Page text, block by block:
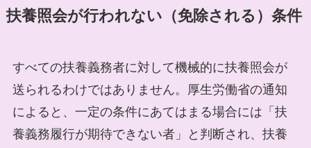
扶養照会が行われない（免除される）条件
すべての扶養義務者に対して機械的に扶養照会が
送られるわけではありません。厚生労働省の通知
によると、一定の条件にあてはまる場合には「扶
養義務履行が期待できない者」と判断され、扶養